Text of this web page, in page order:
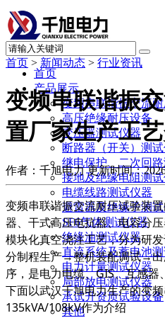
首页
产品展示
变频串联谐振交流
高压绝缘耐压设备
变压器测试仪器
断路器（开关）测
继电保护、二次回
接地及绝缘电阻测
电缆线路测试仪器
避雷器及绝缘子测
SF6气体测试仪器
绝缘油测试仪器
直流系统及蓄电池
电力计量测试仪器
局部放电测试仪器
承试升资质试验设备
其他
首页 > 新闻动态 > 行业资讯
变频串联谐振
置厂家生产工
作者：千旭电力 更新时间：
变频串联谐振交流耐压试验装
器、干式高压电抗器、电容分
模块化真空浇注工艺，分为研
分制程生产→整机装配调试→
序，是电力电缆、GIS、互感器
下面以武汉千旭电力生产的变
135kVA/108kV作为介绍